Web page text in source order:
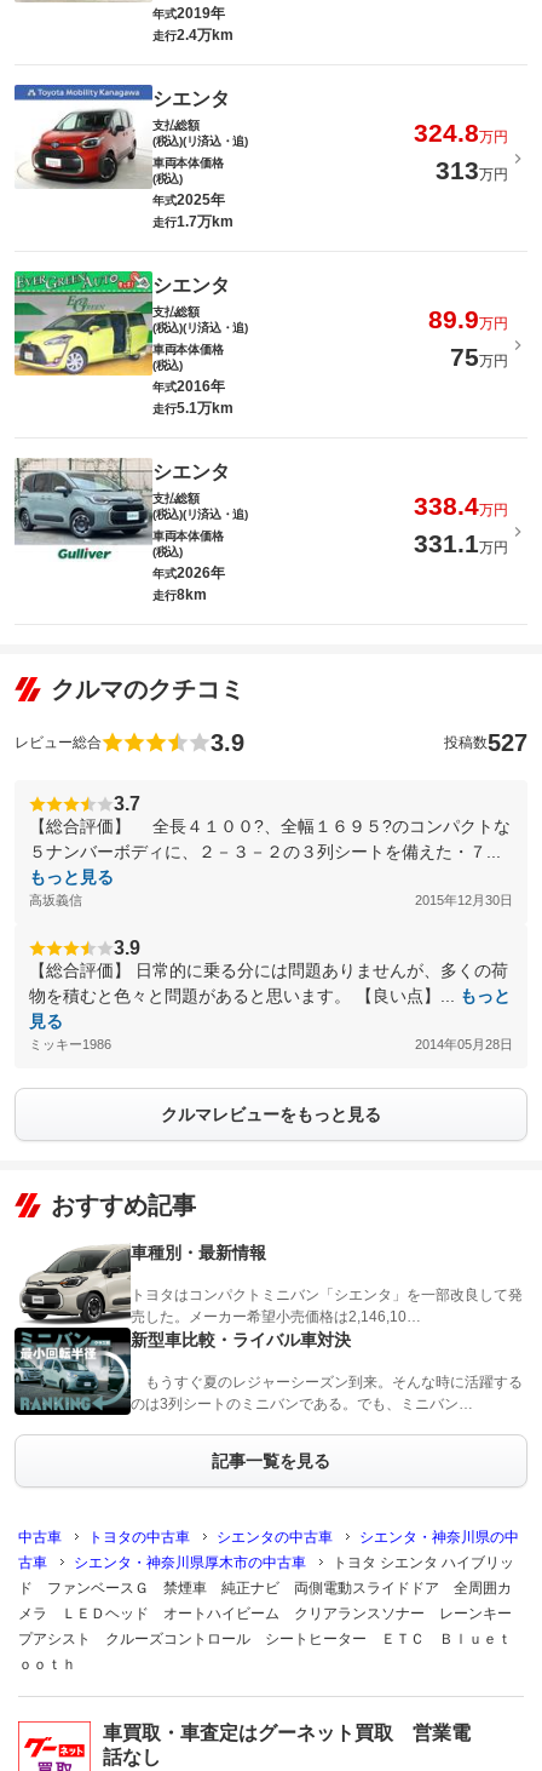
年式2019年
走行2.4万km
シエンタ
支払総額
(税込)(リ済込・追)
324.8万円
車両本体価格
(税込)
313万円
年式2025年
走行1.7万km
シエンタ
支払総額
(税込)(リ済込・追)
89.9万円
車両本体価格
(税込)
75万円
年式2016年
走行5.1万km
シエンタ
支払総額
(税込)(リ済込・追)
338.4万円
車両本体価格
(税込)
331.1万円
年式2026年
走行8km
クルマのクチコミ
レビュー総合 3.9 投稿数527
3.7
【総合評価】 全長４１００?、全幅１６９５?のコンパクトな
５ナンバーボディに、２－３－２の３列シートを備えた・７...
もっと見る
高坂義信 2015年12月30日
3.9
【総合評価】 日常的に乗る分には問題ありませんが、多くの荷
物を積むと色々と問題があると思います。 【良い点】...
もっと
見る
ミッキー1986 2014年05月28日
クルマレビューをもっと見る
おすすめ記事
車種別・最新情報
トヨタはコンパクトミニバン「シエンタ」を一部改良して発
売した。メーカー希望小売価格は2,146,10…
新型車比較・ライバル車対決
もうすぐ夏のレジャーシーズン到来。そんな時に活躍する
のは3列シートのミニバンである。でも、ミニバン…
記事一覧を見る
中古車 トヨタの中古車 シエンタの中古車
シエンタ・神奈川県の中
古車
シエンタ・神奈川県厚木市の中古車
トヨタ シエンタ ハイブリッ
ド ファンベースＧ 禁煙車 純正ナビ 両側電動スライドドア 全周囲カ
メラ ＬＥＤヘッド オートハイビーム クリアランスソナー レーンキー
プアシスト クルーズコントロール シートヒーター ＥＴＣ Ｂｌｕｅｔ
ｏｏｔｈ
車買取・車査定はグーネット買取 営業電
話なし